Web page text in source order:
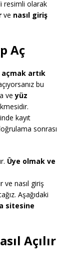
resimli olarak
ve nasıl giriş
Aç
açmak artık
bu
veyüz
kayıt
sonrası
Üye olmak ve
ve nasıl giriş
Aşağıdaki
sitesine
Açılır